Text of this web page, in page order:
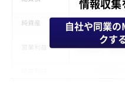
情報収集
自社や同業の
クす